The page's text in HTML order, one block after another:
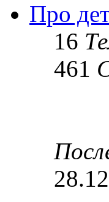
Про
16
461